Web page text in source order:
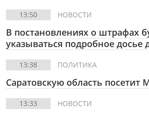
13:50 НОВОСТИ
В постановлениях о штрафах
указываться подробное досье
13:38 ПОЛИТИКА
Саратовскую область посетит
13:33 НОВОСТИ